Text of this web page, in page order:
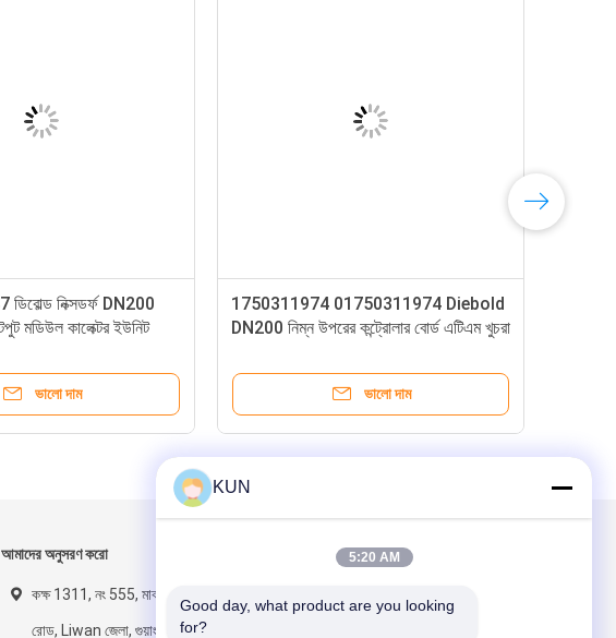
01750295447 ডিবোল্ড নিক্সডর্ফ DN200
আইওসি ইন-আউটপুট মডিউল কালেক্টর ইউনিট
1750311974 01750311974
DN200 নিম্ন উপরের কন্ট্রোলার বোর্ড
আমাদের অনুসরণ করো
কক্ষ 1311, নং 555, মাঝারি রেনমিন
রোড, Liwan জেলা, গুয়াংজু, চীন
আমাদের মেইল ​​করুন
KUN
5:20 AM
Good day, what product are you looking
for?